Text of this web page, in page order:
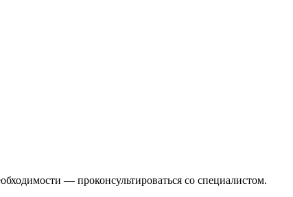
— проконсультироваться со специалистом.